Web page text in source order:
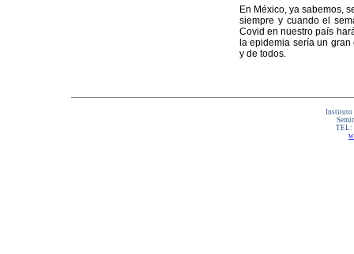
En México, ya sabemos,
siempre y cuando el
Covid en nuestro país
la epidemia sería un
y de todos.
Instituto
TEL: